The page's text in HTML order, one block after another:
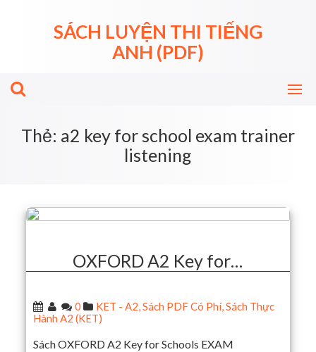
SÁCH LUYỆN THI TIẾNG
ANH (PDF)
Thẻ: a2 key for school exam trainer
listening
OXFORD A2 Key for…
0 KET - A2,Sách PDF Có Phí,Sách Thực
Hành A2 (KET)
Sách OXFORD A2 Key for Schools EXAM